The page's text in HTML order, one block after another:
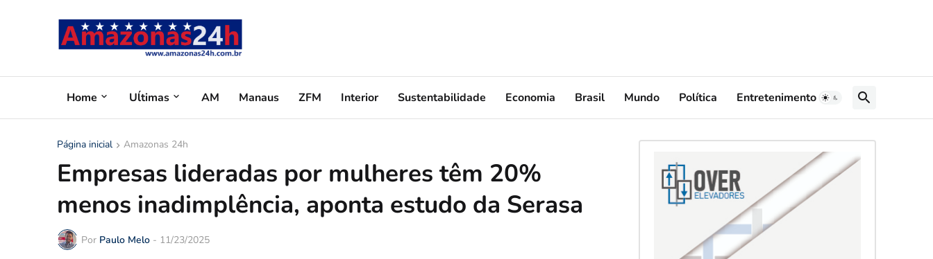
Home Uĺtimas AM Manaus ZFM Interior Sustentabilidade Economia Brasil Mundo Política Entretenimento
Página inicial Amazonas 24h
Empresas lideradas por mulheres têm 20%
menos inadimplência, aponta estudo da Serasa
Por Paulo Melo - 11/23/2025